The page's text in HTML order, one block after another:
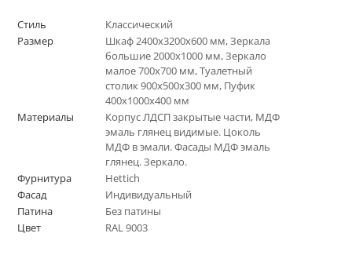
Стиль
Классический
Размер
Шкаф 2400х3200х600 мм, Зеркала
большие 2000х1000 мм, Зеркало
малое 700х700 мм, Туалетный
столик 900х500х300 мм, Пуфик
400х1000х400 мм
Материалы
Корпус ЛДСП закрытые части, МДФ
эмаль глянец видимые. Цоколь
МДФ в эмали. Фасады МДФ эмаль
глянец. Зеркало.
Фурнитура
Hettich
Фасад
Индивидуальный
Патина
Без патины
Цвет
RAL 9003